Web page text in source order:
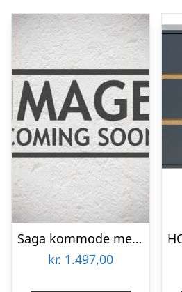
Saga kommode med 3 skuffer – sort
kr. 1.497,00